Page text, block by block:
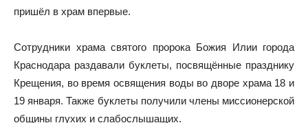
пришёл в храм впервые.
Сотрудники храма святого пророка Божия Илии города
Краснодара раздавали буклеты, посвящённые празднику
Крещения, во время освящения воды во дворе храма 18 и
19 января. Также буклеты получили члены миссионерской
общины глухих и слабослышащих.